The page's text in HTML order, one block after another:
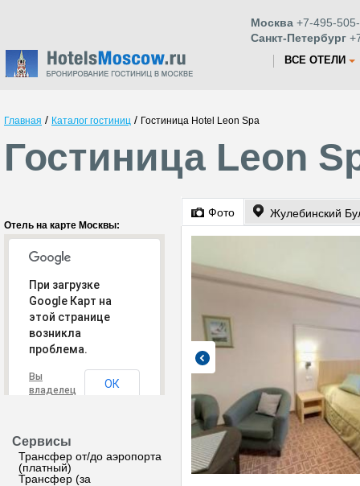
Москва +7-495-
Санкт-Петербург
ВСЕ ОТЕЛИ
Главная / Каталог гостиниц / Гостиница Hotel Leon Spa
Гостиница Leon
Отель на карте Москвы:
При загрузке
Google Карт на
этой странице
возникла
проблема.
Вы
владелец
ОК
Сервисы
Трансфер от/до аэропорта
(платный)
Трансфер (за
Фото Жулебинский